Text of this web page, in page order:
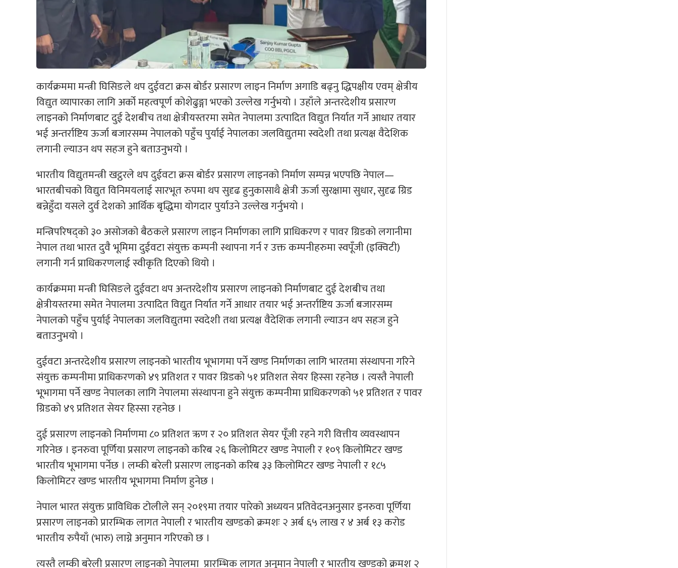
कार्यक्रममा मन्त्री घिसिङले थप दुईवटा क्रस बोर्डर प्रसारण लाइन निर्माण अगाडि बढ्नु द्धिपक्षीय एवम् क्षेत्रीय
विद्युत व्यापारका लागि अर्को महत्वपूर्ण कोशेढुङ्गा भएको उल्लेख गर्नुभयो । उहाँले अन्तरदेशीय प्रसारण
लाइनको निर्माणबाट दुई देशबीच तथा क्षेत्रीयस्तरमा समेत नेपालमा उत्पादित विद्युत निर्यात गर्ने आधार तयार
भई अन्तर्राष्टिय ऊर्जा बजारसम्म नेपालको पहुँच पुर्याई नेपालका जलविद्युतमा स्वदेशी तथा प्रत्यक्ष वैदेशिक
लगानी ल्याउन थप सहज हुने बताउनुभयो ।
भारतीय विद्युतमन्त्री खट्ठरले थप दुईवटा क्रस बोर्डर प्रसारण लाइनको निर्माण सम्पन्न भएपछि नेपाल—
भारतबीचको विद्युत विनिमयलाई सारभूत रुपमा थप सुदृढ हुनुकासाथै क्षेत्री ऊर्जा सुरक्षामा सुधार, सुदृढ ग्रिड
बन्नेहुँदा यसले दुर्व देशको आर्थिक बृद्धिमा योगदार पुर्याउने उल्लेख गर्नुभयो ।
मन्त्रिपरिषद्को ३० असोजको बैठकले प्रसारण लाइन निर्माणका लागि प्राधिकरण र पावर ग्रिडको लगानीमा
नेपाल तथा भारत दुवै भूमिमा दुईवटा संयुक्त कम्पनी स्थापना गर्न र उक्त कम्पनीहरुमा स्वपूँजी (इक्विटी)
लगानी गर्न प्राधिकरणलाई स्वीकृति दिएको थियो ।
कार्यक्रममा मन्त्री घिसिङले दुईवटा थप अन्तरदेशीय प्रसारण लाइनको निर्माणबाट दुई देशबीच तथा
क्षेत्रीयस्तरमा समेत नेपालमा उत्पादित विद्युत निर्यात गर्ने आधार तयार भई अन्तर्राष्टिय ऊर्जा बजारसम्म
नेपालको पहुँच पुर्याई नेपालका जलविद्युतमा स्वदेशी तथा प्रत्यक्ष वैदेशिक लगानी ल्याउन थप सहज हुने
बताउनुभयो ।
दुईवटा अन्तरदेशीय प्रसारण लाइनको भारतीय भूभागमा पर्ने खण्ड निर्माणका लागि भारतमा संस्थापना गरिने
संयुक्त कम्पनीमा प्राधिकरणको ४९ प्रतिशत र पावर ग्रिडको ५१ प्रतिशत सेयर हिस्सा रहनेछ । त्यस्तै नेपाली
भूभागमा पर्ने खण्ड नेपालका लागि नेपालमा संस्थापना हुने संयुक्त कम्पनीमा प्राधिकरणको ५१ प्रतिशत र पावर
ग्रिडको ४९ प्रतिशत सेयर हिस्सा रहनेछ ।
दुई प्रसारण लाइनको निर्माणमा ८० प्रतिशत ऋण र २० प्रतिशत सेयर पूँजी रहने गरी वित्तीय व्यवस्थापन
गरिनेछ । इनरुवा पूर्णिया प्रसारण लाइनको करिब २६ किलोमिटर खण्ड नेपाली र १०९ किलोमिटर खण्ड
भारतीय भूभागमा पर्नेछ । लम्की बरेली प्रसारण लाइनको करिब ३३ किलोमिटर खण्ड नेपाली र १८५
किलोमिटर खण्ड भारतीय भूभागमा निर्माण हुनेछ ।
नेपाल भारत संयुक्त प्राविधिक टोलीले सन् २०१९मा तयार पारेको अध्ययन प्रतिवेदनअनुसार इनरुवा पूर्णिया
प्रसारण लाइनको प्रारम्भिक लागत नेपाली र भारतीय खण्डको क्रमशः २ अर्ब ६५ लाख र ४ अर्ब १३ करोड
भारतीय रुपैयाँ (भारु) लाग्ने अनुमान गरिएको छ ।
त्यस्तै लम्की बरेली प्रसारण लाइनको नेपालमा प्रारम्भिक लागत अनुमान नेपाली र भारतीय खण्डको क्रमश २